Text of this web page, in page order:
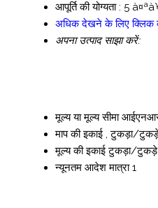
आपूर्ति की योग्यता : 5
अधिक देखने के लिए क्लिक
अपना उत्पाद साझा करें:
मूल्य या मूल्य सीमा
माप की इकाई , टुकड़ा/
मूल्य की इकाई टुकड़ा/टुकड़े
न्यूनतम आदेश मात्रा 1